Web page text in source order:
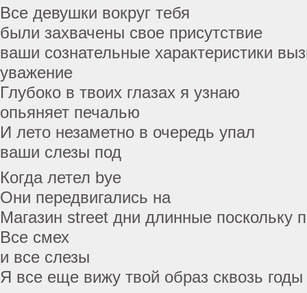
Все девушки вокруг тебя
были захвачены свое присутствие
ваши сознательные характеристики
уважение
Глубоко в твоих глазах я узнаю
опьяняет печалью
И лето незаметно в очередь упал
ваши слезы под
Когда летел bye
Они передвигались на
Магазин street дни длинные поскольку
Все смех
и все слезы
Я все еще вижу твой образ сквозь годы